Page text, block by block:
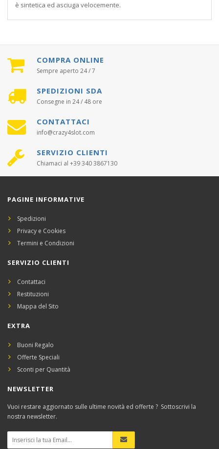
è sintetica ed asciuga velocemente.
COMPRA ONLINE
Sempre aperto 24 / 7
SPEDIZIONI SDA
Consegne in 24 / 48 ore
CONTATTACI
info@crazy4slot.com
SERVIZIO CLIENTI
Chiamaci al +39 340 3867130
PAGINE INFORMATIVE
Spedizioni
Privacy e Cookies
Termini e Condizioni
SERVIZIO CLIENTI
Contattaci
Restituzioni
Mappa del Sito
EXTRA
Buoni Regalo
Offerte Speciali
Sconti per Quantità
NEWSLETTER
Vuoi restare aggiornato sulle ultime novità ed offerte ? Sottoscrivi la
nostra newsletter.